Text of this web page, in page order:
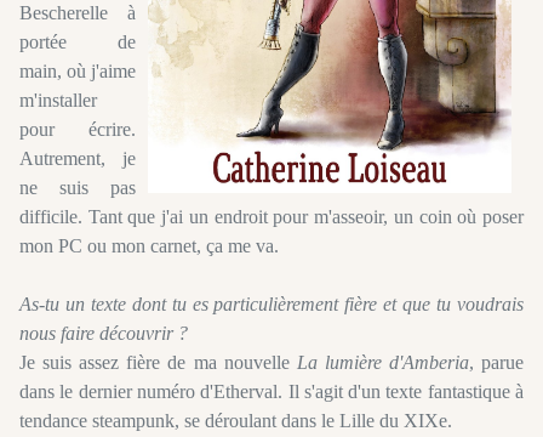
Bescherelle à
portée de
main, où j'aime
m'installer
pour écrire.
Autrement, je
ne suis pas
difficile. Tant que j'ai un endroit pour m'asseoir, un coin où poser
mon PC ou mon carnet, ça me va.
As-tu un texte dont tu es particulièrement fière et que tu voudrais
nous faire découvrir ?
Je suis assez fière de ma nouvelle La lumière d'Amberia, parue
dans le dernier numéro d'Etherval. Il s'agit d'un texte fantastique à
tendance steampunk, se déroulant dans le Lille du XIXe.